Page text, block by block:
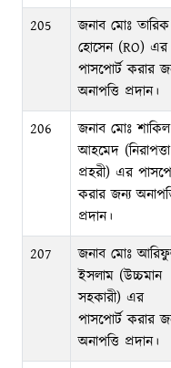
205
জনাব মোঃ তারিক
হোসেন (RO) এর
পাসপোর্ট করার
অনাপত্তি প্রদান।
206
জনাব মোঃ শাকিল
আহমেদ (নিরাপত্তা
প্রহরী) এর
করার জন্য
প্রদান।
207
জনাব মোঃ
ইসলাম (উচ্চমান
সহকারী) এর
পাসপোর্ট করার
অনাপত্তি প্রদান।